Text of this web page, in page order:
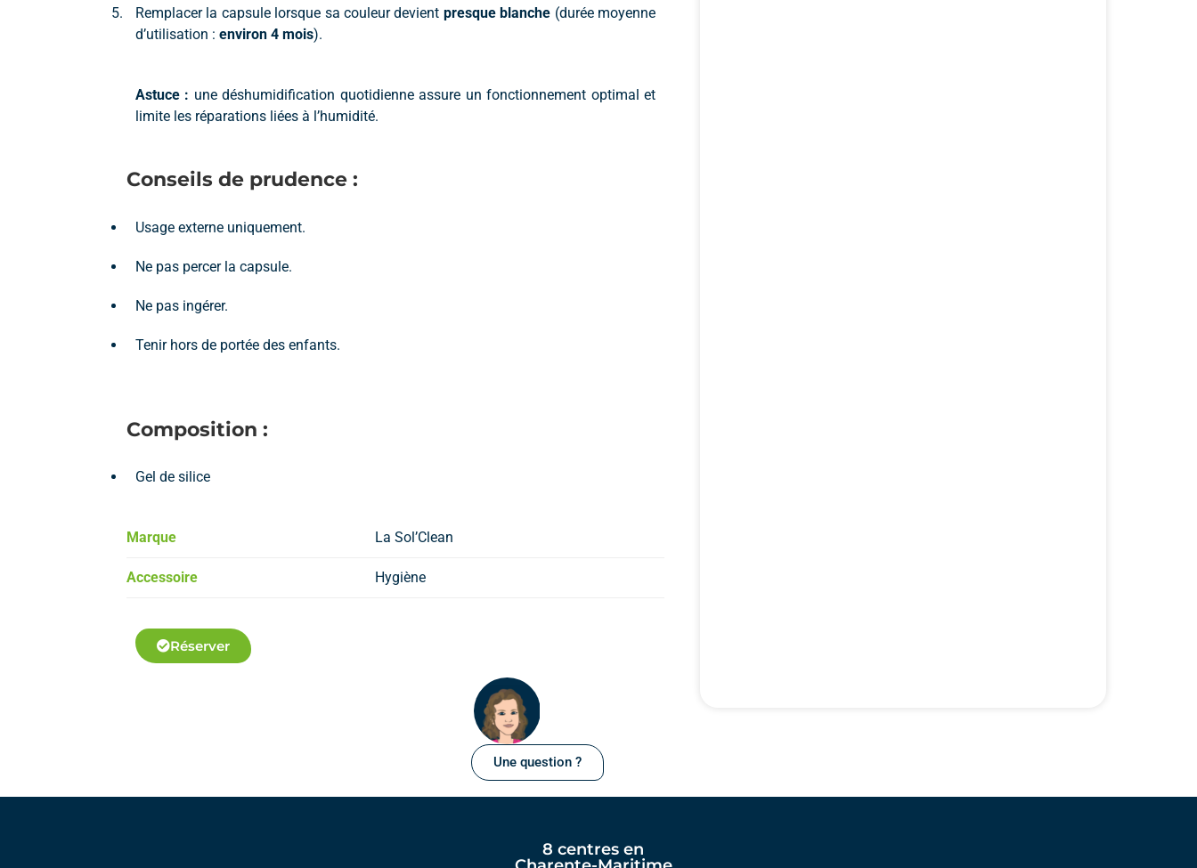
Remplacer la capsule lorsque sa couleur devient presque blanche (durée moyenne
d’utilisation : environ 4 mois).
Astuce : une déshumidification quotidienne assure un fonctionnement optimal et
limite les réparations liées à l’humidité.
Conseils de prudence :
Usage externe uniquement.
Ne pas percer la capsule.
Ne pas ingérer.
Tenir hors de portée des enfants.
Composition :
Gel de silice
Marque La Sol’Clean
Accessoire Hygiène
Réserver
Une question ?
8 centres en